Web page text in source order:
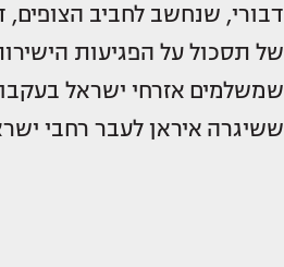
דבורי, שנחשב לחביב הצופים,
של תסכול על הפגיעות
שמשלמים אזרחי ישראל
ששיגרה איראן לעבר רחבי